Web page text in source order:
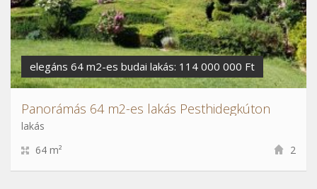
elegáns 64 m2-es budai lakás: 114 000 000 Ft
Panorámás 64 m2-es lakás Pesthidegkúton
lakás
64 m²
2